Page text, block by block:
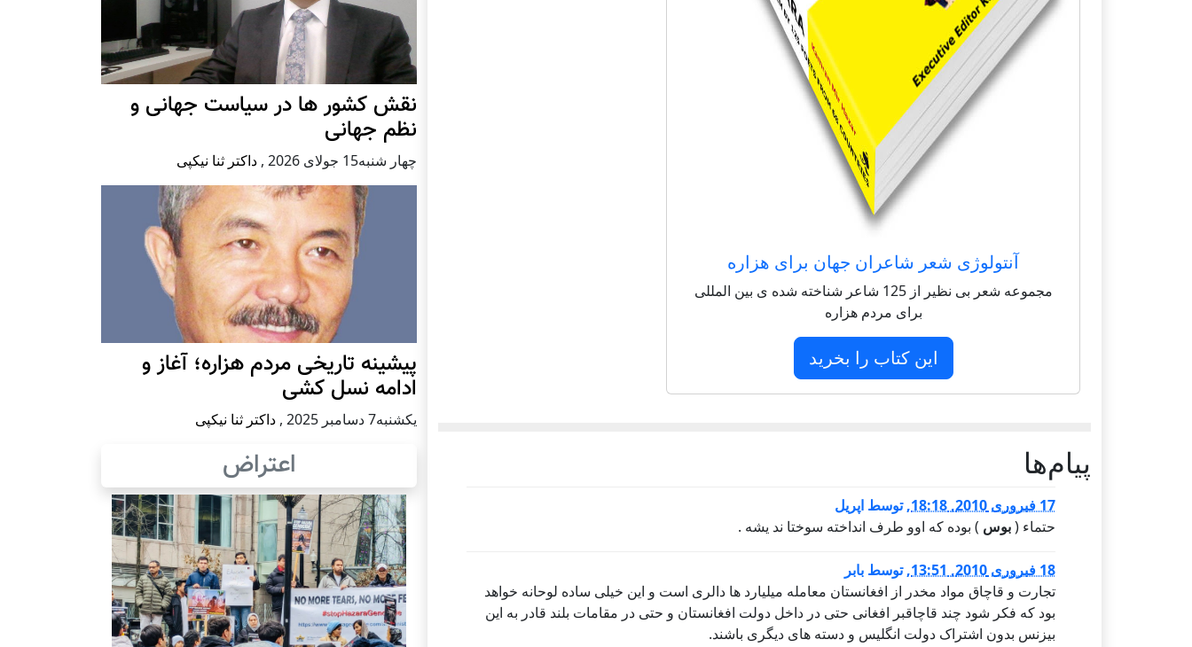
آنتولوژی شعر شاعران جهان برای هزاره
مجموعه شعر بی نظیر از 125 شاعر شناخته شده ی بین المللی
برای مردم هزاره
این کتاب را بخرید
پيام‌ها
17 فبروری 2010, 18:18 ,توسط اپریل
حتماء (بوس ) بوده که اوو طرف انداخته سوختا ند یشه .
18 فبروری 2010, 13:51 ,توسط بابر
تجارت و قاچاق مواد مخدر از افغانستان معامله میلیارد ها دالری است و این خیلی ساده لوحانه خواهد
بود که فکر شود چند قاچاقبر افغانی حتی در داخل دولت افغانستان و حتی در مقامات بلند قادر به این
بیزنس بدون اشتراک دولت انگلیس و دسته های دیگری باشند.
نقش کشور ها در سیاست جهانی و
نظم جهانی
چهار شنبه15 جولای 2026 , داکتر ثنا نیکپی
پيشينه تاريخی مردم هزاره؛ آغاز و
ادامه نسل کشی
يكشنبه7 دسامبر 2025 , داکتر ثنا نیکپی
اعتراض